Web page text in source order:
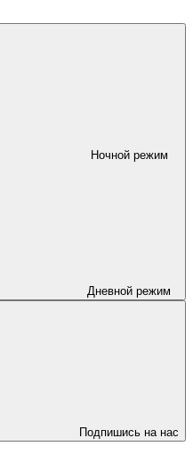
Ночной режим
Дневной режим
Подпишись на нас